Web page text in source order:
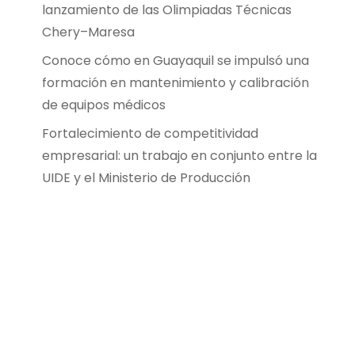
lanzamiento de las Olimpiadas Técnicas
Chery–Maresa
Conoce cómo en Guayaquil se impulsó una
formación en mantenimiento y calibración
de equipos médicos
Fortalecimiento de competitividad
empresarial: un trabajo en conjunto entre la
UIDE y el Ministerio de Producción